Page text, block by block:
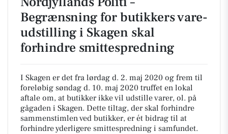
Begrænsning for butikkers vare-
udstilling i Skagen skal
forhindre smittespredning
I Skagen er det fra lørdag d. 2. maj 2020 og frem til
foreløbig søndag d. 10. maj 2020 truffet en lokal
aftale om, at butikker ikke vil udstille varer, ol. på
gågaden i Skagen. Dette tiltag, der skal forhindre
sammenstimlen ved butikker, er ét bidrag til at
forhindre yderligere smittespredning i samfundet.